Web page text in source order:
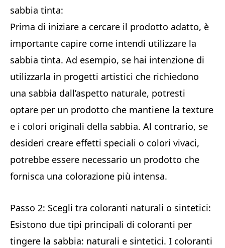
sabbia tinta:
Prima di iniziare a cercare il prodotto adatto, è
importante capire come intendi utilizzare la
sabbia tinta. Ad esempio, se hai intenzione di
utilizzarla in progetti artistici che richiedono
una sabbia dall’aspetto naturale, potresti
optare per un prodotto che mantiene la texture
e i colori originali della sabbia. Al contrario, se
desideri creare effetti speciali o colori vivaci,
potrebbe essere necessario un prodotto che
fornisca una colorazione più intensa.
Passo 2: Scegli tra coloranti naturali o sintetici:
Esistono due tipi principali di coloranti per
tingere la sabbia: naturali e sintetici. I coloranti